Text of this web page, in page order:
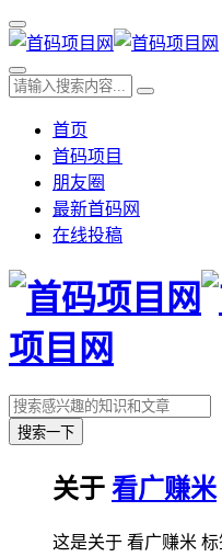
首页
首码项目
朋友圈
最新首码网
在线投稿
项目网
搜索一下
关于 看广赚米
这是关于 看广赚米